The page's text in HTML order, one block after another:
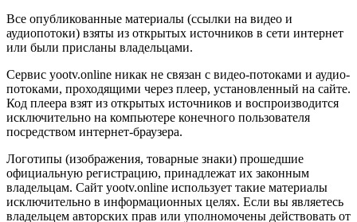
Все опубликованные материалы (ссылки на видео и
аудиопотоки) взяты из открытых источников в сети интернет
или были присланы владельцами.
Сервис yootv.online никак не связан с видео-потоками и аудио-
потоками, проходящими через плеер, установленный на сайте.
Код плеера взят из открытых источников и воспроизводится
исключительно на компьютере конечного пользователя
посредством интернет-браузера.
Логотипы (изображения, товарные знаки) прошедшие
официальную регистрацию, принадлежат их законным
владельцам. Сайт yootv.online использует такие материалы
исключительно в информационных целях. Если вы являетесь
владельцем авторских прав или уполномочены действовать от